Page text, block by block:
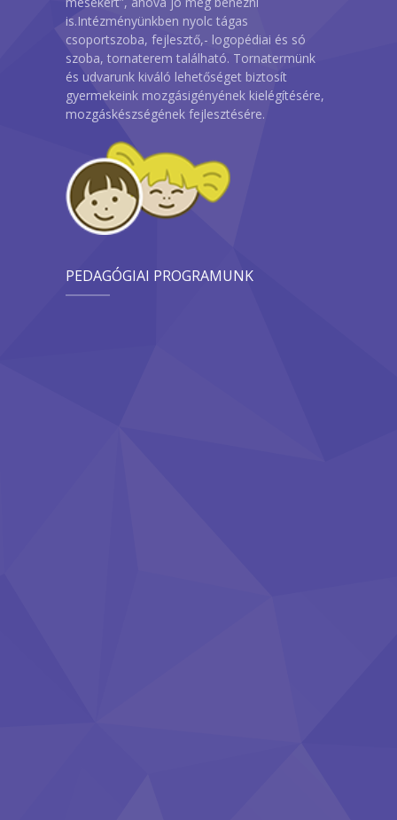
is.Intézményünkben nyolc tágas
csoportszoba, fejlesztő,- logopédiai és só
szoba, tornaterem található. Tornatermünk
és udvarunk kiváló lehetőséget biztosít
gyermekeink mozgásigényének kielégítésére,
mozgáskészségének fejlesztésére.
PEDAGÓGIAI PROGRAMUNK